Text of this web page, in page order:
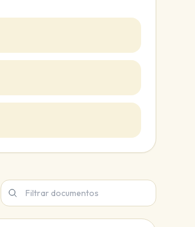
Filtrar documentos de esta subseccion